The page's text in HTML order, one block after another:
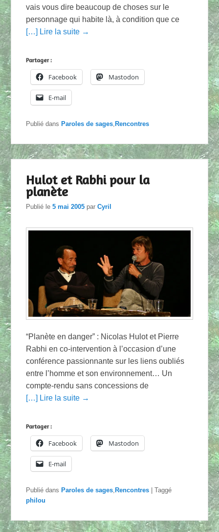
vais vous dire beaucoup de choses sur le
personnage qui habite là, à condition que ce
[…] Lire la suite →
Partager :
Facebook Mastodon
E-mail
Publié dans Paroles de sages, Rencontres
Hulot et Rabhi pour la
planète
Publié le5 mai 2005 parCyril
“Planète en danger” : Nicolas Hulot et Pierre
Rabhi en co-intervention à l’occasion d’une
conférence passionnante sur les liens oubliés
entre l’homme et son environnement… Un
compte-rendu sans concessions de
[…] Lire la suite →
Partager :
Facebook Mastodon
E-mail
Publié dans Paroles de sages, Rencontres |Taggé
philou